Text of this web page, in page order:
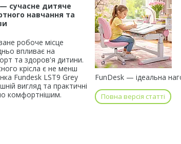
— сучасне дитяче
навчання та
робоче місце
впливає на
та здоров'я дитини.
крісла є не менш
Fundesk LST9 Grey
вигляд та практичні
комфортнішим.
FunDesk — ідеальна
Повна версія статті